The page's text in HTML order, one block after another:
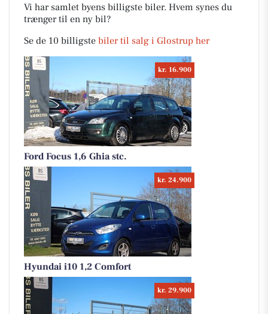
Vi har samlet byens billigste biler. Hvem synes du
trænger til en ny bil?
Se de 10 billigste biler til salg i Glostrup her
kr. 16.900
Ford Focus 1,6 Ghia stc.
kr. 24.900
Hyundai i10 1,2 Comfort
kr. 29.900